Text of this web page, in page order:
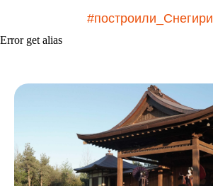
#построили_Снегири
Error get alias